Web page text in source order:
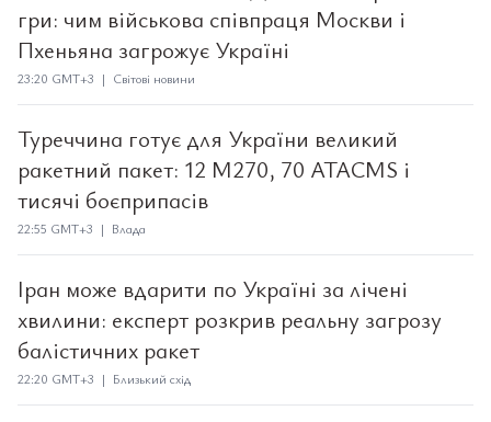
гри: чим військова співпраця Москви і
Пхеньяна загрожує Україні
23:20 GMT+3 | Світові новини
Туреччина готує для України великий
ракетний пакет: 12 M270, 70 ATACMS і
тисячі боєприпасів
22:55 GMT+3 | Влада
Іран може вдарити по Україні за лічені
хвилини: експерт розкрив реальну загрозу
балістичних ракет
22:20 GMT+3 | Близький схід